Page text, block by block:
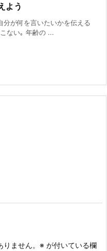
よう
分が何を言いたいかを伝える
ない｡ 年齢の ...
ません。 ※ が付いている欄